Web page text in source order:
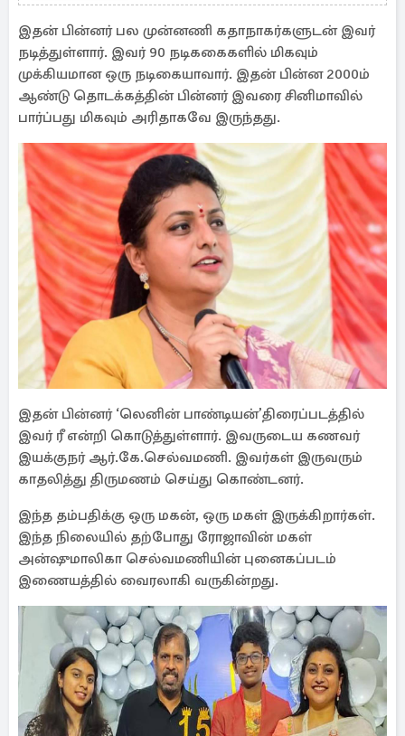
இதன் பின்னர் பல முன்னணி கதாநாகர்களுடன் இவர்
நடித்துள்ளார். இவர் 90 நடிககைகளில் மிகவும்
முக்கியமான ஒரு நடிகையாவார். இதன் பின்ன 2000ம்
ஆண்டு தொடக்கத்தின் பின்னர் இவரை சினிமாவில்
பார்ப்பது மிகவும் அரிதாகவே இருந்தது.
இதன் பின்னர் ‘லெனின் பாண்டியன்’திரைப்படத்தில்
இவர் ரீ என்றி கொடுத்துள்ளார். இவருடைய கணவர்
இயக்குநர் ஆர்.கே.செல்வமணி. இவர்கள் இருவரும்
காதலித்து திருமணம் செய்து கொண்டனர்.
இந்த தம்பதிக்கு ஒரு மகன், ஒரு மகள் இருக்கிறார்கள்.
இந்த நிலையில் தற்போது ரோஜாவின் மகள்
அன்ஷுமாலிகா செல்வமணியின் புனைகப்படம்
இணையத்தில் வைரலாகி வருகின்றது.